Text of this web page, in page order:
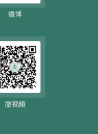
微博
微视频